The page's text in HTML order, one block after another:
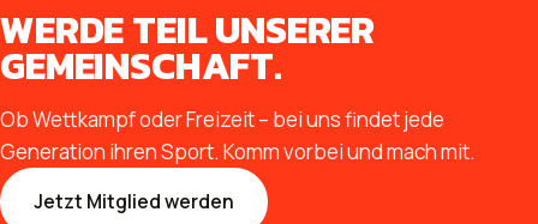
WERDE TEIL UNSERER
GEMEINSCHAFT.
Ob Wettkampf oder Freizeit – bei uns findet jede
Generation ihren Sport. Komm vorbei und mach mit.
Jetzt Mitglied werden